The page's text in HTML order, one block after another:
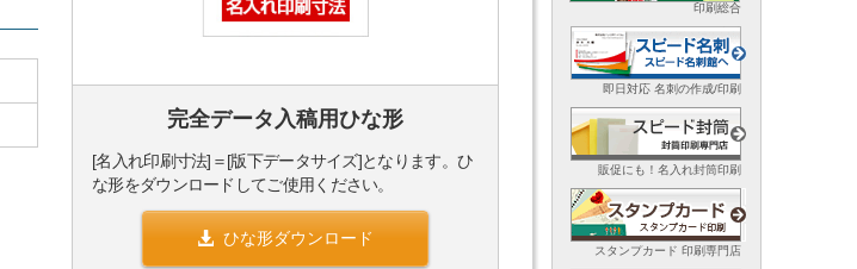
完全データ入稿用ひな形
[名入れ印刷寸法]＝[版下データサイズ]となります。ひ
な形をダウンロードしてご使用ください。
ひな形ダウンロード
印刷総合
即日対応 名刺の作成/印刷
販促にも！名入れ封筒印刷
スタンプカード 印刷専門店